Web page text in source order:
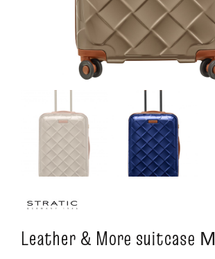
Leather & More suitcase Μ